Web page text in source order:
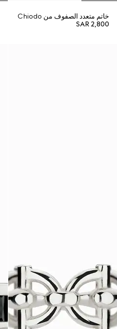
خاتم متعدد الصفوف من Chiodo
SAR 2,800